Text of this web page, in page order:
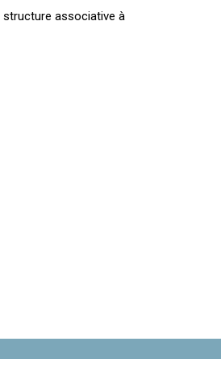
structure associative à